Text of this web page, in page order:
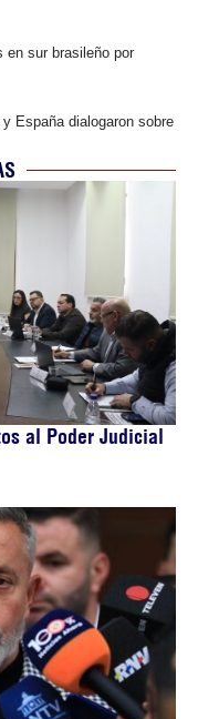
en sur brasileño por
España dialogaron sobre
al Poder Judicial